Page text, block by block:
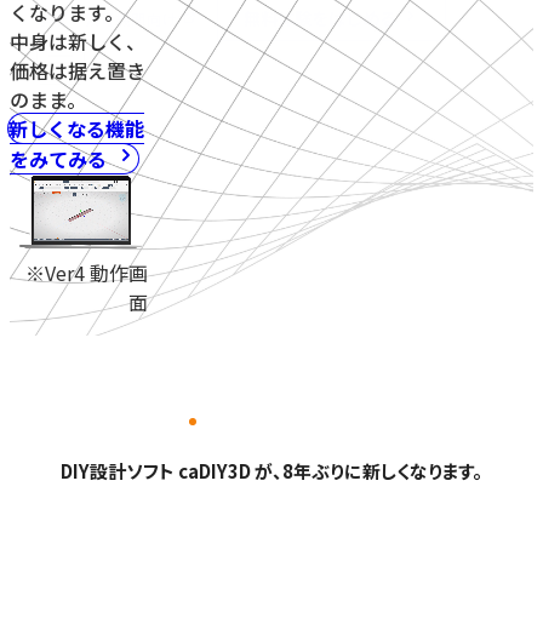
学校・教育機関向け 無料体験をはじめる
くなります。
中身は新しく、
価格は据え置き
のまま。
新しくなる機能
をみてみる
※Ver4 動作画
面
DIY設計ソフト caDIY3D が、8年ぶりに新しくなります。